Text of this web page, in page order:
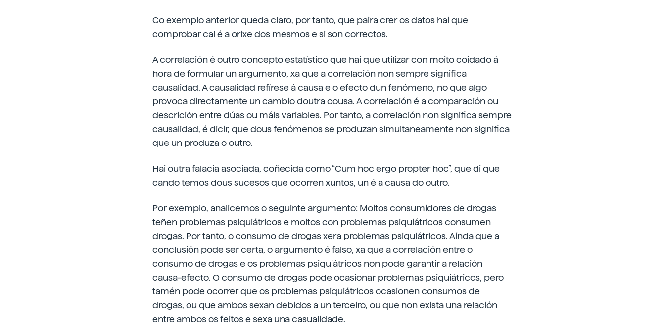
Co exemplo anterior queda claro, por tanto, que paira crer os datos hai que
comprobar cal é a orixe dos mesmos e si son correctos.
A correlación é outro concepto estatístico que hai que utilizar con moito coidado á
hora de formular un argumento, xa que a correlación non sempre significa
causalidad. A causalidad refírese á causa e o efecto dun fenómeno, no que algo
provoca directamente un cambio doutra cousa. A correlación é a comparación ou
descrición entre dúas ou máis variables. Por tanto, a correlación non significa sempre
causalidad, é dicir, que dous fenómenos se produzan simultaneamente non significa
que un produza o outro.
Hai outra falacia asociada, coñecida como “Cum hoc ergo propter hoc”, que di que
cando temos dous sucesos que ocorren xuntos, un é a causa do outro.
Por exemplo, analicemos o seguinte argumento: Moitos consumidores de drogas
teñen problemas psiquiátricos e moitos con problemas psiquiátricos consumen
drogas. Por tanto, o consumo de drogas xera problemas psiquiátricos. Aínda que a
conclusión pode ser certa, o argumento é falso, xa que a correlación entre o
consumo de drogas e os problemas psiquiátricos non pode garantir a relación
causa-efecto. O consumo de drogas pode ocasionar problemas psiquiátricos, pero
tamén pode ocorrer que os problemas psiquiátricos ocasionen consumos de
drogas, ou que ambos sexan debidos a un terceiro, ou que non exista una relación
entre ambos os feitos e sexa una casualidade.